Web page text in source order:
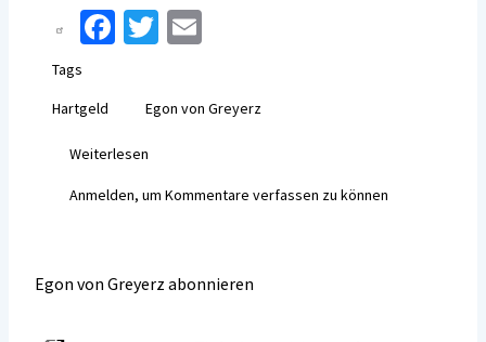
Fa
ce
o
k
T
wi
er
ai
l
Tags
Hartgeld
Egon von Greyerz
Weiterlesen
ist
Anmelden, um Kommentare verfassen zu können
Egon von Greyerz abonnieren